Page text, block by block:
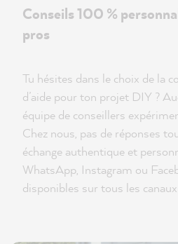
Conseils 100 %
pros
Tu hésites dans le choix de la
d’aide pour ton projet DIY ?
équipe de conseillers
Chez nous, pas de réponses
échange authentique et
WhatsApp, Instagram ou
disponibles sur tous les canaux